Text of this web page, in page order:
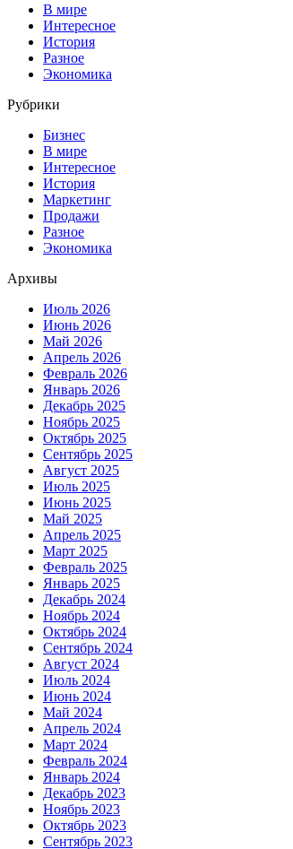
В мире
Интересное
История
Разное
Экономика
Рубрики
Бизнес
В мире
Интересное
История
Маркетинг
Продажи
Разное
Экономика
Архивы
Июль 2026
Июнь 2026
Май 2026
Апрель 2026
Февраль 2026
Январь 2026
Декабрь 2025
Ноябрь 2025
Октябрь 2025
Сентябрь 2025
Август 2025
Июль 2025
Июнь 2025
Май 2025
Апрель 2025
Март 2025
Февраль 2025
Январь 2025
Декабрь 2024
Ноябрь 2024
Октябрь 2024
Сентябрь 2024
Август 2024
Июль 2024
Июнь 2024
Май 2024
Апрель 2024
Март 2024
Февраль 2024
Январь 2024
Декабрь 2023
Ноябрь 2023
Октябрь 2023
Сентябрь 2023